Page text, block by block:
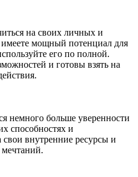
на своих личных и
мощный потенциал для
его по полной.
и готовы взять на
немного больше уверенности
способностях и
свои внутренние ресурсы и